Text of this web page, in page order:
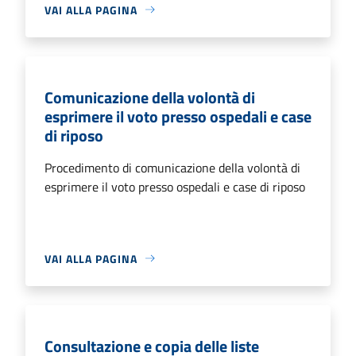
VAI ALLA PAGINA
Comunicazione della volontà di
esprimere il voto presso ospedali e case
di riposo
Procedimento di comunicazione della volontà di
esprimere il voto presso ospedali e case di riposo
VAI ALLA PAGINA
Consultazione e copia delle liste